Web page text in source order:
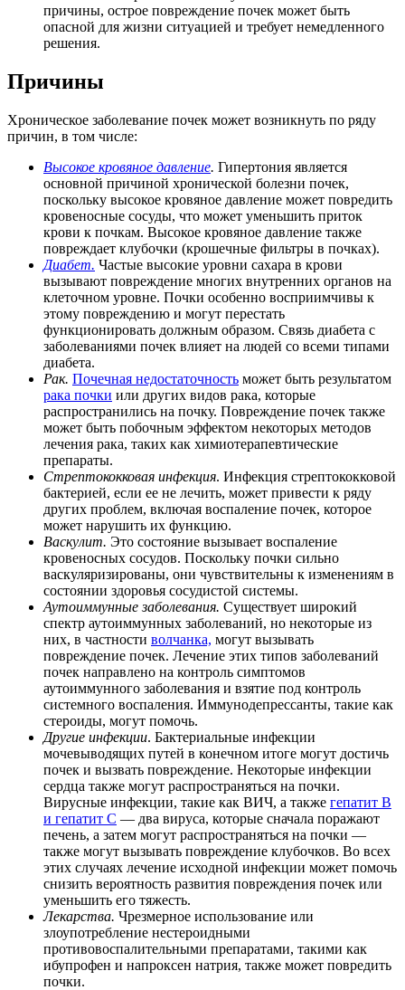
причины, острое повреждение почек может быть
опасной для жизни ситуацией и требует немедленного
решения.
Причины
Хроническое заболевание почек может возникнуть по ряду
причин, в том числе:
Высокое кровяное давление. Гипертония является
основной причиной хронической болезни почек,
поскольку высокое кровяное давление может повредить
кровеносные сосуды, что может уменьшить приток
крови к почкам. Высокое кровяное давление также
повреждает клубочки (крошечные фильтры в почках).
Диабет. Частые высокие уровни сахара в крови
вызывают повреждение многих внутренних органов на
клеточном уровне. Почки особенно восприимчивы к
этому повреждению и могут перестать
функционировать должным образом. Связь диабета с
заболеваниями почек влияет на людей со всеми типами
диабета.
Рак. Почечная недостаточность может быть результатом
рака почки или других видов рака, которые
распространились на почку. Повреждение почек также
может быть побочным эффектом некоторых методов
лечения рака, таких как химиотерапевтические
препараты.
Стрептококковая инфекция. Инфекция стрептококковой
бактерией, если ее не лечить, может привести к ряду
других проблем, включая воспаление почек, которое
может нарушить их функцию.
Васкулит. Это состояние вызывает воспаление
кровеносных сосудов. Поскольку почки сильно
васкуляризированы, они чувствительны к изменениям в
состоянии здоровья сосудистой системы.
Аутоиммунные заболевания. Существует широкий
спектр аутоиммунных заболеваний, но некоторые из
них, в частности волчанка, могут вызывать
повреждение почек. Лечение этих типов заболеваний
почек направлено на контроль симптомов
аутоиммунного заболевания и взятие под контроль
системного воспаления. Иммунодепрессанты, такие как
стероиды, могут помочь.
Другие инфекции. Бактериальные инфекции
мочевыводящих путей в конечном итоге могут достичь
почек и вызвать повреждение. Некоторые инфекции
сердца также могут распространяться на почки.
Вирусные инфекции, такие как ВИЧ, а также гепатит B
и гепатит C — два вируса, которые сначала поражают
печень, а затем могут распространяться на почки —
также могут вызывать повреждение клубочков. Во всех
этих случаях лечение исходной инфекции может помочь
снизить вероятность развития повреждения почек или
уменьшить его тяжесть.
Лекарства. Чрезмерное использование или
злоупотребление нестероидными
противовоспалительными препаратами, такими как
ибупрофен и напроксен натрия, также может повредить
почки.